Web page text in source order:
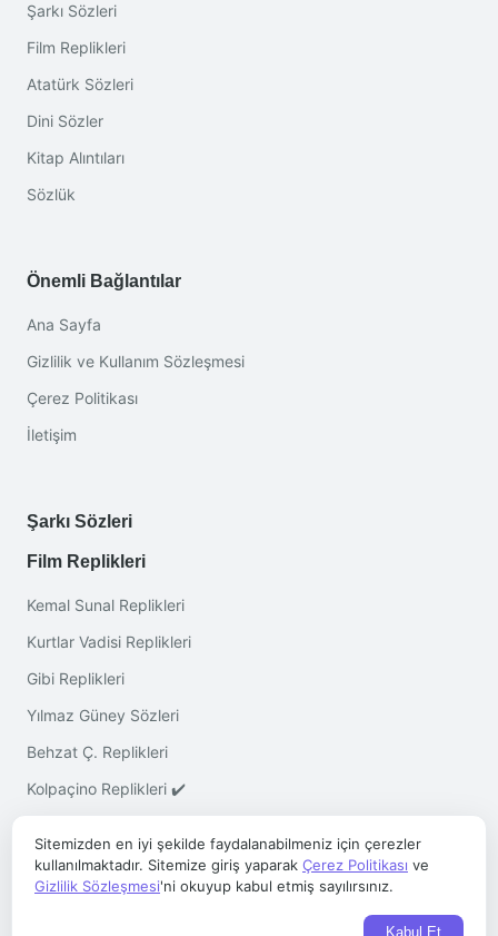
Şarkı Sözleri
Film Replikleri
Atatürk Sözleri
Dini Sözler
Kitap Alıntıları
Sözlük
Önemli Bağlantılar
Ana Sayfa
Gizlilik ve Kullanım Sözleşmesi
Çerez Politikası
İletişim
Şarkı Sözleri
Film Replikleri
Kemal Sunal Replikleri
Kurtlar Vadisi Replikleri
Gibi Replikleri
Yılmaz Güney Sözleri
Behzat Ç. Replikleri
Kolpaçino Replikleri ✔️
- Her Hakkı Saklıdır
Sitemizden en iyi şekilde faydalanabilmeniz için çerezler
kullanılmaktadır. Sitemize giriş yaparak Çerez Politikası ve
Gizlilik Sözleşmesi'ni okuyup kabul etmiş sayılırsınız.
Kabul Et